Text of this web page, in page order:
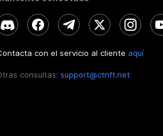
con el servicio al cliente aquí
consultas: support@ctnft.net